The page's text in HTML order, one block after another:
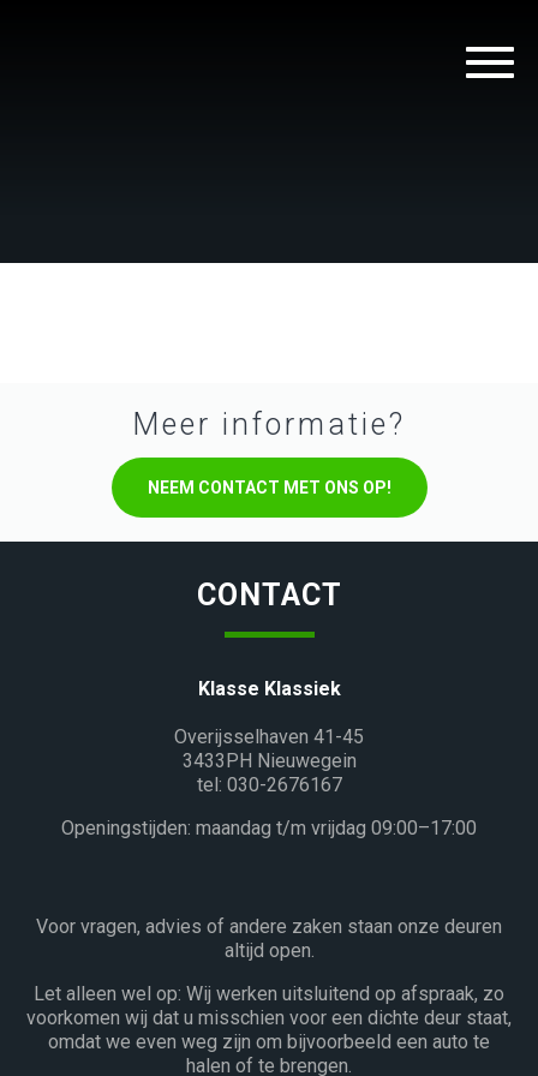
Meer informatie?
NEEM CONTACT MET ONS OP!
CONTACT
Klasse Klassiek
Overijsselhaven 41-45
3433PH Nieuwegein
tel: 030-2676167
Openingstijden: maandag t/m vrijdag 09:00–17:00
Voor vragen, advies of andere zaken staan onze deuren
altijd open.
Let alleen wel op: Wij werken uitsluitend op afspraak, zo
voorkomen wij dat u misschien voor een dichte deur staat,
omdat we even weg zijn om bijvoorbeeld een auto te
halen of te brengen.